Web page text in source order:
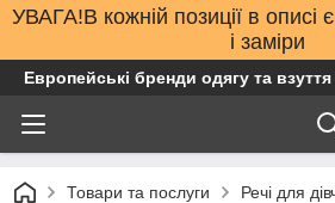
УВАГА!В кожній позиції в описі є
і заміри
Европейські бренди одягу та
Товари та послуги Речі для